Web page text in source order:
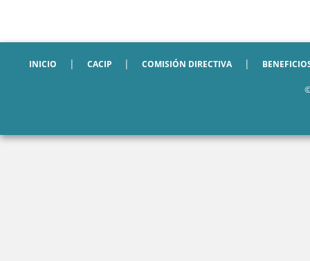
INICIO | CACIP | COMISIÓN DIRECTIVA |